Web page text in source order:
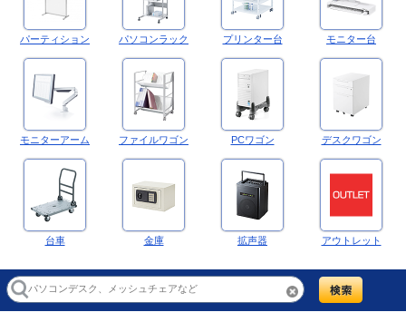
パーティション パソコンラック プリンター台 モニター台
モニターアーム ファイルワゴン PCワゴン デスクワゴン
台車 金庫 拡声器 アウトレット